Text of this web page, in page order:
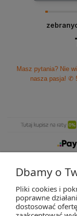
Masz pytania? Nie
nasza pasja! ✆
Dbamy o
Pliki cookies i
poprawne
dostosować